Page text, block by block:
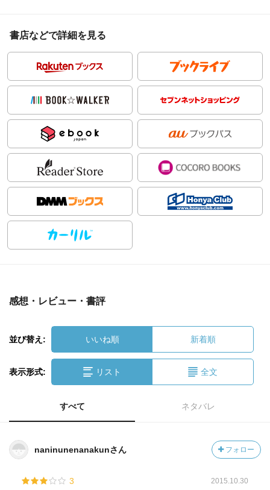
書店などで詳細を見る
感想・レビュー・書評
並び替え: いいね順 新着順
表示形式: リスト 全文
すべて ネタバレ
naninunenanakunさん フォロー
3 2015.10.30